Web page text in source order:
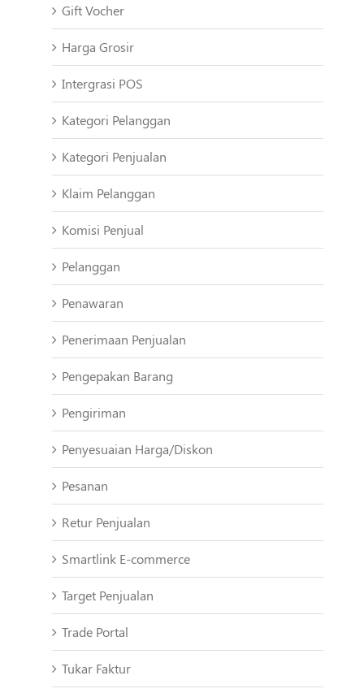
Gift Vocher
Harga Grosir
Intergrasi POS
Kategori Pelanggan
Kategori Penjualan
Klaim Pelanggan
Komisi Penjual
Pelanggan
Penawaran
Penerimaan Penjualan
Pengepakan Barang
Pengiriman
Penyesuaian Harga/Diskon
Pesanan
Retur Penjualan
Smartlink E-commerce
Target Penjualan
Trade Portal
Tukar Faktur